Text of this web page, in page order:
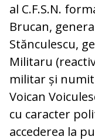
al C.F.S.N.
Brucan,
Stănculescu,
Militaru
militar și
Voican
cu caracter
accederea la